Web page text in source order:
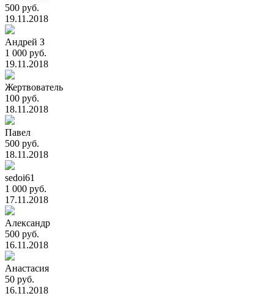
500 руб.
19.11.2018
Андрей З
1 000 руб.
19.11.2018
Жертвователь
100 руб.
18.11.2018
Павел
500 руб.
18.11.2018
sedoi61
1 000 руб.
17.11.2018
Александр
500 руб.
16.11.2018
Анастасия
50 руб.
16.11.2018